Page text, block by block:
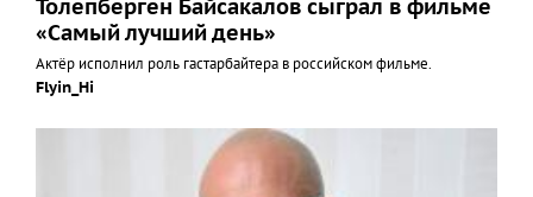
Толепберген Байсакалов сыграл в фильме
«Самый лучший день»
Актёр исполнил роль гастарбайтера в российском фильме.
Flyin_Hi